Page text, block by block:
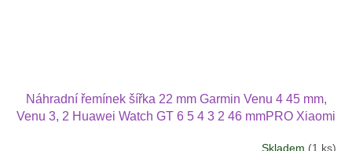
Náhradní řemínek šířka 22 mm Garmin Venu 4 45 mm,
Venu 3, 2 Huawei Watch GT 6 5 4 3 2 46 mmPRO Xiaomi
Skladem (1 ks)